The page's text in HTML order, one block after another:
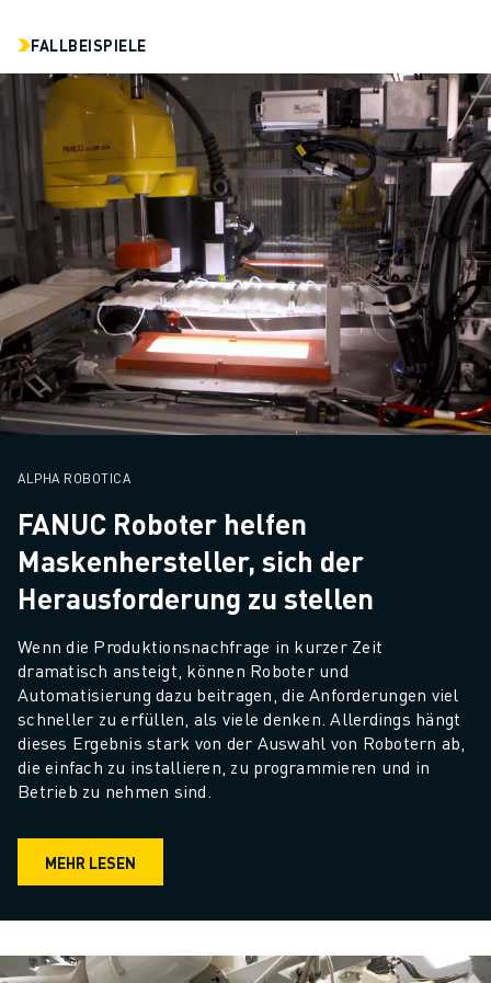
FALLBEISPIELE
ALPHA ROBOTICA
FANUC Roboter helfen
Maskenhersteller, sich der
Herausforderung zu stellen
Wenn die Produktionsnachfrage in kurzer Zeit
dramatisch ansteigt, können Roboter und
Automatisierung dazu beitragen, die Anforderungen viel
schneller zu erfüllen, als viele denken. Allerdings hängt
dieses Ergebnis stark von der Auswahl von Robotern ab,
die einfach zu installieren, zu programmieren und in
Betrieb zu nehmen sind.
MEHR LESEN